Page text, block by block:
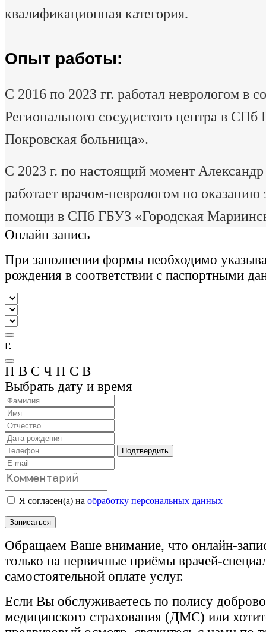
квалификационная категория.
Опыт работы:
С 2016 по 2023 гг. работал неврологом в
Регионального сосудистого центра в СПб
Покровская больница».
С 2023 г. по настоящий момент
работает врачом-неврологом по оказанию
помощи в СПб ГБУЗ «Городская
Онлайн запись
При заполнении формы необходимо
рождения в соответствии с паспортными
г.
П В С Ч П С В
Выбрать дату и время
Подтвердить
Я согласен(а) на обработку персональных данных
Записаться
Обращаем Ваше внимание, что онлайн-
только на первичные приёмы врачей-
самостоятельной оплате услуг.
Если Вы обслуживаетесь по полису
медицинского страхования (ДМС) или